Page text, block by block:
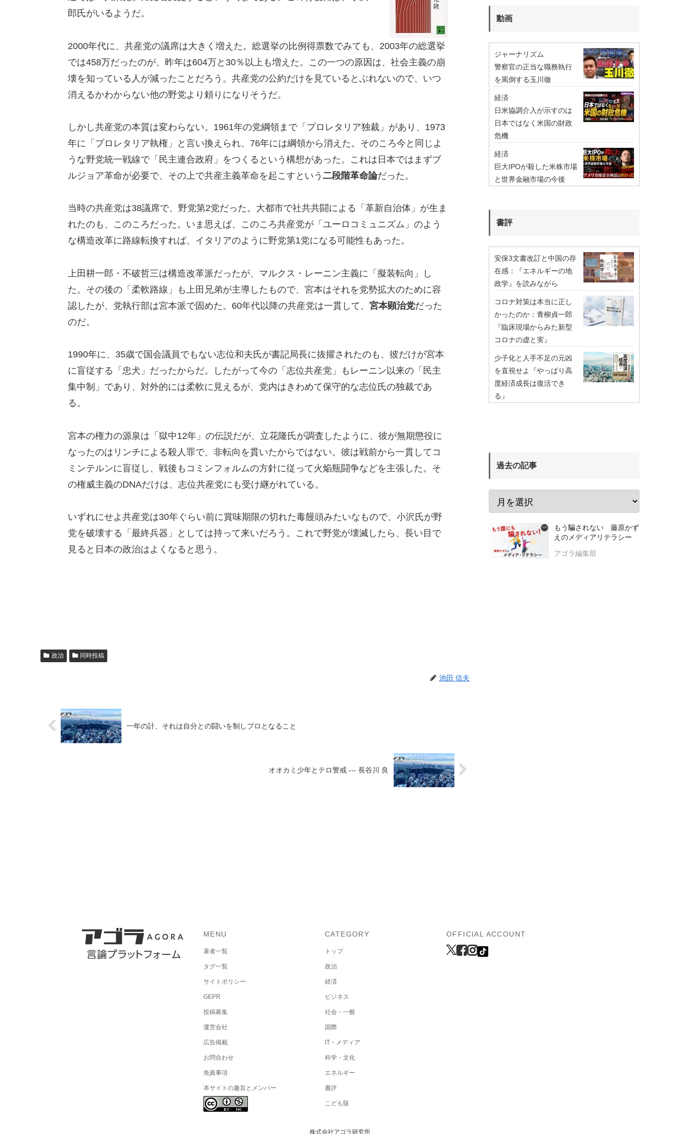
郎氏がいるようだ。
2000年代に、共産党の議席は大きく増えた。総選挙の比例得票数でみても、2003年の総選挙
では458万だったのが、昨年は604万と30％以上も増えた。この一つの原因は、社会主義の崩
壊を知っている人が減ったことだろう。共産党の公約だけを見ているとぶれないので、いつ
消えるかわからない他の野党より頼りになりそうだ。
しかし共産党の本質は変わらない。1961年の党綱領まで「プロレタリア独裁」があり、1973
年に「プロレタリア執権」と言い換えられ、76年には綱領から消えた。そのころ今と同じよ
うな野党統一戦線で「民主連合政府」をつくるという構想があった。これは日本ではまずブ
ルジョア革命が必要で、その上で共産主義革命を起こすという 二段階革命論だった。
当時の共産党は38議席で、野党第2党だった。大都市で社共共闘による「革新自治体」が生ま
れたのも、このころだった。いま思えば、このころ共産党が「ユーロコミュニズム」のよう
な構造改革に路線転換すれば、イタリアのように野党第1党になる可能性もあった。
上田耕一郎・不破哲三は構造改革派だったが、マルクス・レーニン主義に「擬装転向」し
た。その後の「柔軟路線」も上田兄弟が主導したもので、宮本はそれを党勢拡大のために容
認したが、党執行部は宮本派で固めた。60年代以降の共産党は一貫して、 宮本顕治党だった
のだ。
1990年に、35歳で国会議員でもない志位和夫氏が書記局長に抜擢されたのも、彼だけが宮本
に盲従する「忠犬」だったからだ。したがって今の「志位共産党」もレーニン以来の「民主
集中制」であり、対外的には柔軟に見えるが、党内はきわめて保守的な志位氏の独裁であ
る。
宮本の権力の源泉は「獄中12年」の伝説だが、立花隆氏が調査したように、彼が無期懲役に
なったのはリンチによる殺人罪で、非転向を貫いたからではない。彼は戦前から一貫してコ
ミンテルンに盲従し、戦後もコミンフォルムの方針に従って火焔瓶闘争などを主張した。そ
の権威主義のDNAだけは、志位共産党にも受け継がれている。
いずれにせよ共産党は30年ぐらい前に賞味期限の切れた毒饅頭みたいなもので、小沢氏が野
党を破壊する「最終兵器」としては持って来いだろう。これで野党が壊滅したら、長い目で
見ると日本の政治はよくなると思う。
政治 同時投稿
池田 信夫
一年の計、それは自分との闘いを制しプロとなること
オオカミ少年とテロ警戒 --- 長谷川 良
動画
ジャーナリズム
警察官の正当な職務執行
を罵倒する玉川徹
経済
日米協調介入が示すのは
日本ではなく米国の財政
危機
経済
巨大IPOが殺した米株市場
と世界金融市場の今後
書評
安保3文書改訂と中国の存
在感：『エネルギーの地
政学』を読みながら
コロナ対策は本当に正し
かったのか：青柳貞一郎
『臨床現場からみた新型
コロナの虚と実』
少子化と人手不足の元凶
を直視せよ『やっぱり高
度経済成長は復活でき
る』
過去の記事
もう騙されない 藤原かず
えのメディアリテラシー
アゴラ編集部
MENU
著者一覧
タグ一覧
サイトポリシー
GEPR
投稿募集
運営会社
広告掲載
お問合わせ
免責事項
本サイトの趣旨とメンバー
CATEGORY
トップ
政治
経済
ビジネス
社会・一般
国際
IT・メディア
科学・文化
エネルギー
書評
こども版
OFFICIAL ACCOUNT
株式会社アゴラ研究所